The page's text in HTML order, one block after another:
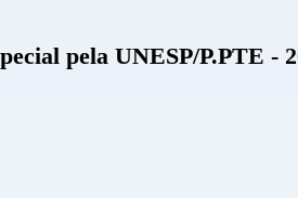
pela UNESP/P.PTE